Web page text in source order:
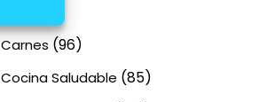
Carnes (96)
Cocina Saludable (85)